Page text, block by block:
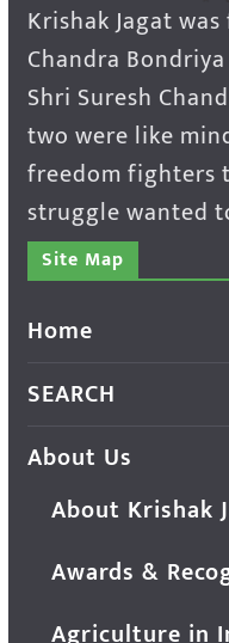
Krishak Jagat
Chandra
Shri Suresh
two were like
freedom fighters
struggle wanted
Site Map
Home
SEARCH
About Us
About Krishak
Awards &
Agriculture in